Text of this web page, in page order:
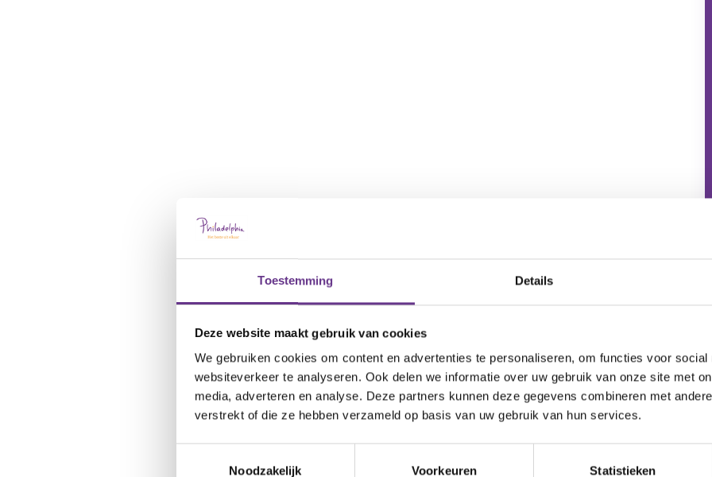
Toestemming Details
Deze website maakt gebruik van cookies
We gebruiken cookies om content en advertenties te personaliseren, om functies voor social
websiteverkeer te analyseren. Ook delen we informatie over uw gebruik van onze site met
media, adverteren en analyse. Deze partners kunnen deze gegevens combineren met
verstrekt of die ze hebben verzameld op basis van uw gebruik van hun services.
Noodzakelijk
Voorkeuren Statistieken